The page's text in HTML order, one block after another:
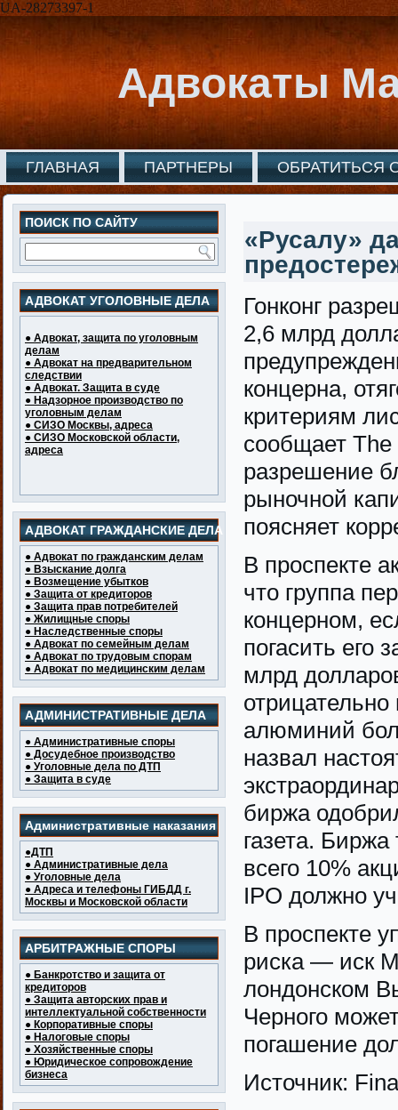
UA-28273397-1
Адвокаты
ГЛАВНАЯ ПАРТНЕРЫ ОБРАТИТЬСЯ
ПОИСК ПО САЙТУ
АДВОКАТ УГОЛОВНЫЕ ДЕЛА
● Адвокат, защита по уголовным
делам
● Адвокат на предварительном
следствии
● Адвокат. Защита в суде
● Надзорное производство по
уголовным делам
● СИЗО Москвы, адреса
● СИЗО Московской области,
адреса
АДВОКАТ ГРАЖДАНСКИЕ ДЕЛА
● Адвокат по гражданским делам
● Взыскание долга
● Возмещение убытков
● Защита от кредиторов
● Защита прав потребителей
● Жилищные споры
● Наследственные споры
● Адвокат по семейным делам
● Адвокат по трудовым спорам
● Адвокат по медицинским делам
АДМИНИСТРАТИВНЫЕ ДЕЛА
● Административные споры
● Досудебное производство
● Уголовные дела по ДТП
● Защита в суде
Административные наказания
●ДТП
● Административные дела
● Уголовные дела
● Адреса и телефоны ГИБДД г.
Москвы и Московской области
АРБИТРАЖНЫЕ СПОРЫ
● Банкротство и защита от
кредиторов
● Защита авторских прав и
интеллектуальной собственности
● Корпоративные споры
● Налоговые споры
● Хозяйственные споры
● Юридическое сопровождение
бизнеса
«Русалу»
Гонконг
2,6 млрд
концерна,
критериям
сообщает
разрешение
рыночной
поясняет
В проспекте
что группа
концерном,
погасить его
млрд
алюминий
назвал
биржа
газета.
всего 10%
IPO должно
В проспекте
риска — иск
лондонском
Черного
погашение
Источник: